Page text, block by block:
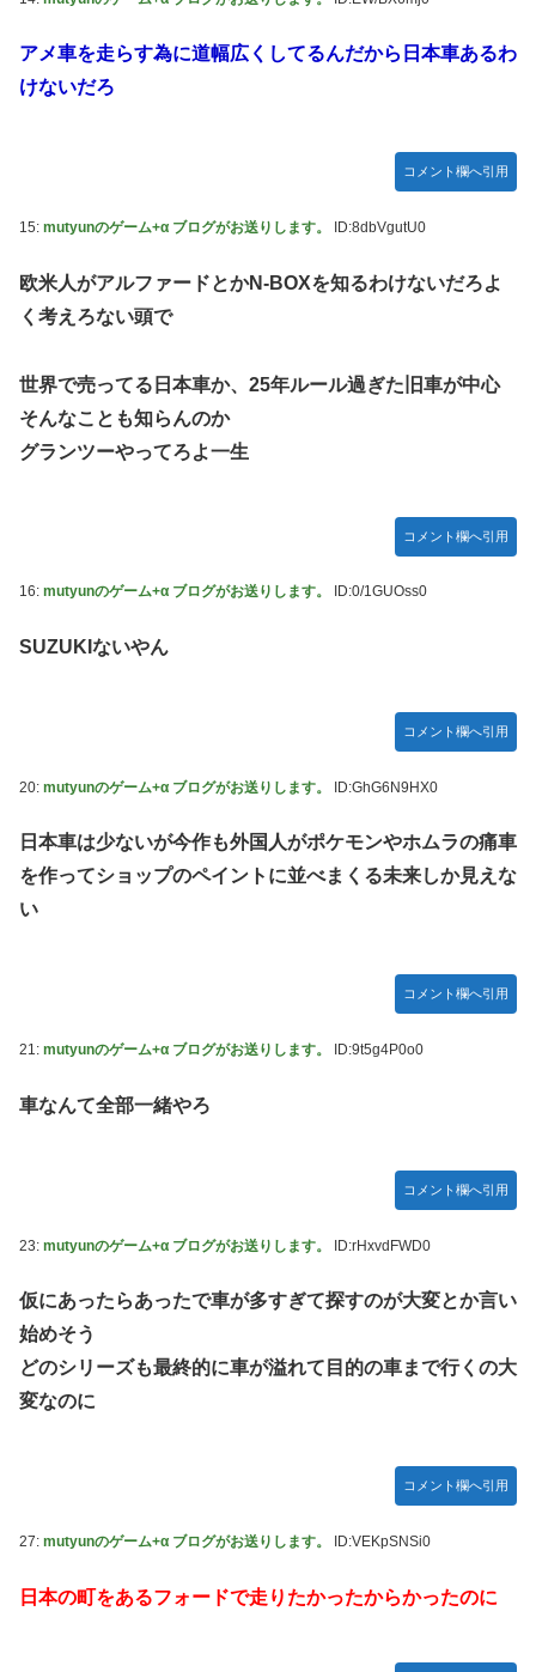
アメ車を走らす為に道幅広くしてるんだから日本車あるわ
けないだろ
コメント欄へ引用
15: mutyunのゲーム+α ブログがお送りします。 ID:8dbVgutU0
欧米人がアルファードとかN-BOXを知るわけないだろよ
く考えろない頭で
世界で売ってる日本車か、25年ルール過ぎた旧車が中心
そんなことも知らんのか
グランツーやってろよ一生
コメント欄へ引用
16: mutyunのゲーム+α ブログがお送りします。 ID:0/1GUOss0
SUZUKIないやん
コメント欄へ引用
20: mutyunのゲーム+α ブログがお送りします。 ID:GhG6N9HX0
日本車は少ないが今作も外国人がポケモンやホムラの痛車
を作ってショップのペイントに並べまくる未来しか見えな
い
コメント欄へ引用
21: mutyunのゲーム+α ブログがお送りします。 ID:9t5g4P0o0
車なんて全部一緒やろ
コメント欄へ引用
23: mutyunのゲーム+α ブログがお送りします。 ID:rHxvdFWD0
仮にあったらあったで車が多すぎて探すのが大変とか言い
始めそう
どのシリーズも最終的に車が溢れて目的の車まで行くの大
変なのに
コメント欄へ引用
27: mutyunのゲーム+α ブログがお送りします。 ID:VEKpSNSi0
日本の町をあるフォードで走りたかったからかったのに